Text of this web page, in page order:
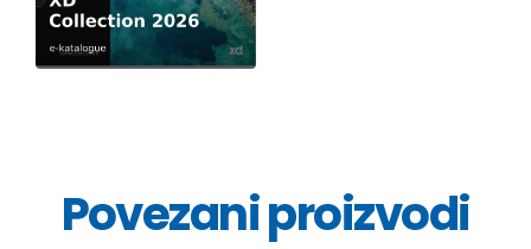
Povezani proizvodi